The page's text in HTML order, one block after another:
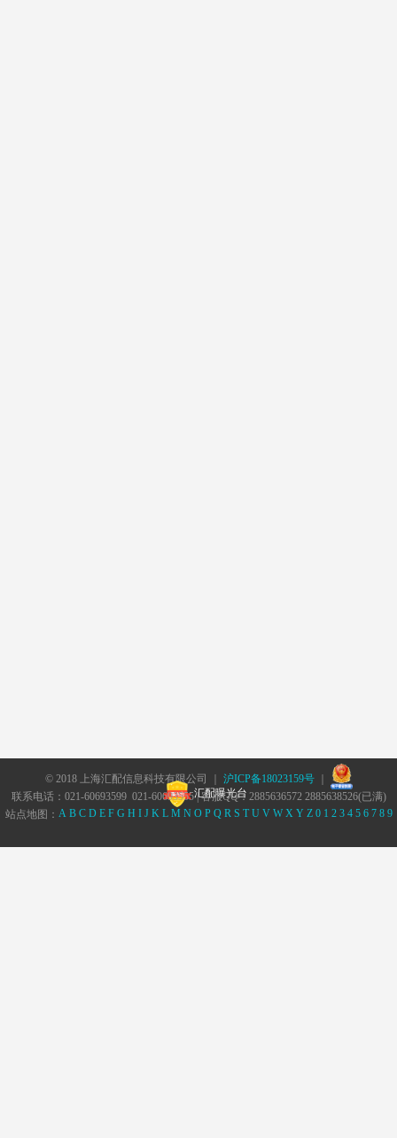
© 2018 上海汇配信息科技有限公司 ｜ 沪ICP备18023159号｜
汇配曝光台
联系电话：021-60693599 021-60693555 | 客服QQ：2885636572 2885638526(已满)
站点地图： A B C D E F G H I J K L M N O P Q R S T U V W X Y Z 0 1 2 3 4 5 6 7 8 9